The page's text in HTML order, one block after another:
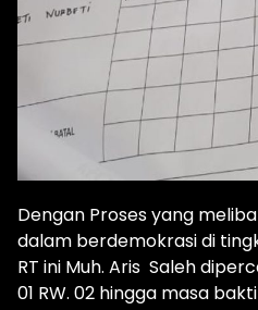
Dengan Proses yang
dalam berdemokrasi di
RT ini Muh. Aris Saleh
01 RW. 02 hingga masa